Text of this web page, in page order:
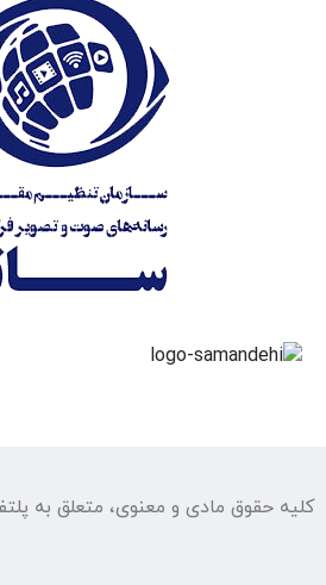
کلیه حقوق مادی و معنوی، متعلق به